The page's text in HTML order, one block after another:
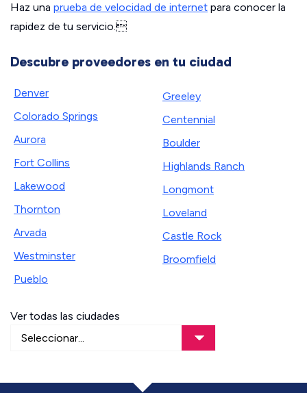
Haz una prueba de velocidad de internet para conocer la
rapidez de tu servicio.
Descubre proveedores en tu ciudad
Denver
Colorado Springs
Aurora
Fort Collins
Lakewood
Thornton
Arvada
Westminster
Pueblo
Greeley
Centennial
Boulder
Highlands Ranch
Longmont
Loveland
Castle Rock
Broomfield
Ver todas las ciudades